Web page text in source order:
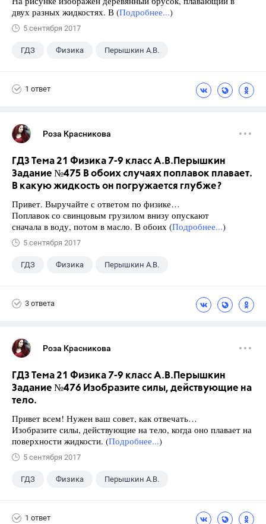
двух разных жидкостях. В (Подробнее...)
5 сентября 2017
ГДЗ Физика Перышкин А.В.
1 ответ
Роза Красникова
ГДЗ Тема 21 Физика 7-9 класс А.В.Перышкин
Задание №475 В обоих случаях поплавок плавает.
В какую жидкость он погружается глубже?
Привет. Выручайте с ответом по физике…
Поплавок со свинцовым грузилом внизу опускают
сначала в воду, потом в масло. В обоих (Подробнее...)
5 сентября 2017
ГДЗ Физика Перышкин А.В.
3 ответа
Роза Красникова
ГДЗ Тема 21 Физика 7-9 класс А.В.Перышкин
Задание №476 Изобразите силы, действующие на
тело.
Привет всем! Нужен ваш совет, как отвечать…
Изобразите силы, действующие на тело, когда оно плавает на
поверхности жидкости. (Подробнее...)
5 сентября 2017
ГДЗ Физика Перышкин А.В.
1 ответ